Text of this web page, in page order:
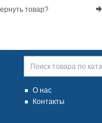
товар?
О нас
Контакты